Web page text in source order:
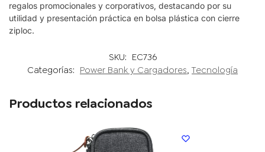
regalos promocionales y corporativos, destacando por su
utilidad y presentación práctica en bolsa plástica con cierre
ziploc.
SKU: EC736
Categorías: Power Bank y Cargadores, Tecnología
Productos relacionados